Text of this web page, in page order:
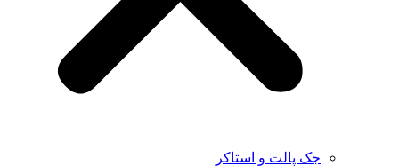
جک پالت و استاکر